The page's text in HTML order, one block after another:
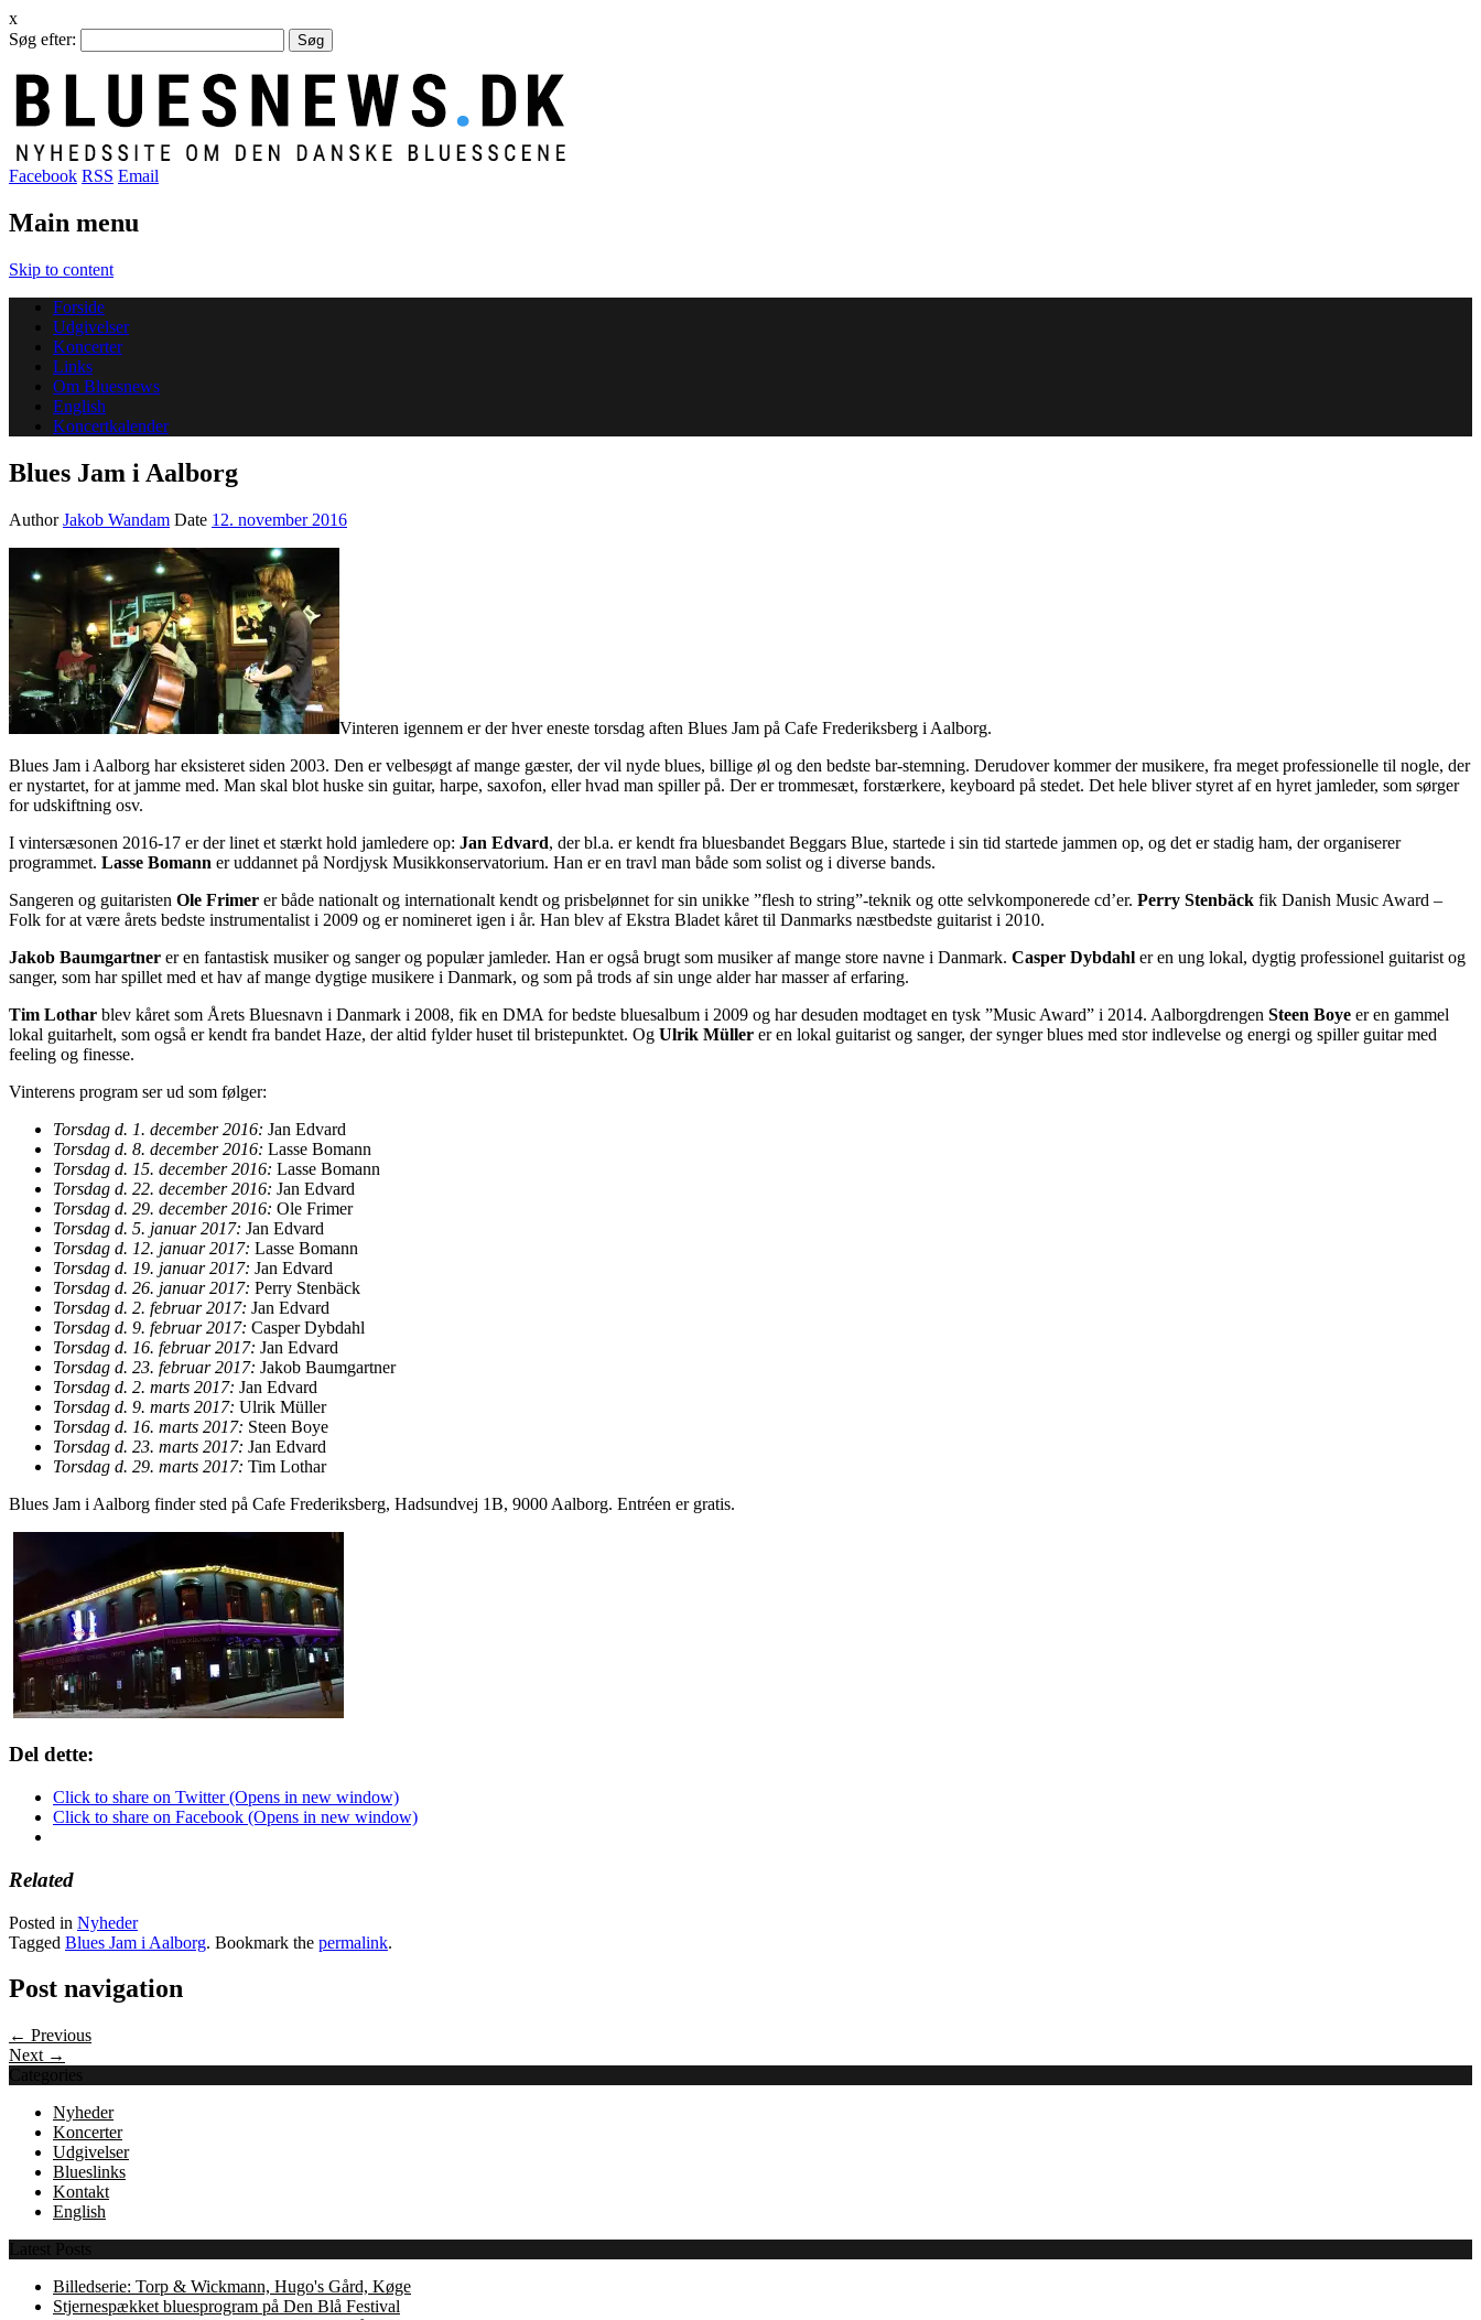
x
Søg efter:
Facebook RSS Email
Main menu
Skip to content
Forside
Udgivelser
Koncerter
Links
Om Bluesnews
English
Koncertkalender
Blues Jam i Aalborg
AuthorJakob Wandam Date 12. november 2016
Vinteren igennem er der hver eneste torsdag aften Blues Jam på Cafe Frederiksberg i Aalborg.
Blues Jam i Aalborg har eksisteret siden 2003. Den er velbesøgt af mange gæster, der vil nyde blues, billige øl og den bedste bar-stemning. Derudover kommer der musikere, fra meget professionelle til nogle, der
er nystartet, for at jamme med. Man skal blot huske sin guitar, harpe, saxofon, eller hvad man spiller på. Der er trommesæt, forstærkere, keyboard på stedet. Det hele bliver styret af en hyret jamleder, som sørger
for udskiftning osv.
I vintersæsonen 2016-17 er der linet et stærkt hold jamledere op: Jan Edvard, der bl.a. er kendt fra bluesbandet Beggars Blue, startede i sin tid startede jammen op, og det er stadig ham, der organiserer
programmet. Lasse Bomann er uddannet på Nordjysk Musikkonservatorium. Han er en travl man både som solist og i diverse bands.
Sangeren og guitaristen Ole Frimer er både nationalt og internationalt kendt og prisbelønnet for sin unikke ”flesh to string”-teknik og otte selvkomponerede cd’er. Perry Stenbäck fik Danish Music Award –
Folk for at være årets bedste instrumentalist i 2009 og er nomineret igen i år. Han blev af Ekstra Bladet kåret til Danmarks næstbedste guitarist i 2010.
Jakob Baumgartner er en fantastisk musiker og sanger og populær jamleder. Han er også brugt som musiker af mange store navne i Danmark. Casper Dybdahl er en ung lokal, dygtig professionel guitarist og
sanger, som har spillet med et hav af mange dygtige musikere i Danmark, og som på trods af sin unge alder har masser af erfaring.
Tim Lothar blev kåret som Årets Bluesnavn i Danmark i 2008, fik en DMA for bedste bluesalbum i 2009 og har desuden modtaget en tysk ”Music Award” i 2014. Aalborgdrengen Steen Boye er en gammel
lokal guitarhelt, som også er kendt fra bandet Haze, der altid fylder huset til bristepunktet. Og Ulrik Müller er en lokal guitarist og sanger, der synger blues med stor indlevelse og energi og spiller guitar med
feeling og finesse.
Vinterens program ser ud som følger:
Torsdag d. 1. december 2016: Jan Edvard
Torsdag d. 8. december 2016: Lasse Bomann
Torsdag d. 15. december 2016: Lasse Bomann
Torsdag d. 22. december 2016: Jan Edvard
Torsdag d. 29. december 2016: Ole Frimer
Torsdag d. 5. januar 2017: Jan Edvard
Torsdag d. 12. januar 2017: Lasse Bomann
Torsdag d. 19. januar 2017: Jan Edvard
Torsdag d. 26. januar 2017: Perry Stenbäck
Torsdag d. 2. februar 2017: Jan Edvard
Torsdag d. 9. februar 2017: Casper Dybdahl
Torsdag d. 16. februar 2017: Jan Edvard
Torsdag d. 23. februar 2017: Jakob Baumgartner
Torsdag d. 2. marts 2017: Jan Edvard
Torsdag d. 9. marts 2017: Ulrik Müller
Torsdag d. 16. marts 2017: Steen Boye
Torsdag d. 23. marts 2017: Jan Edvard
Torsdag d. 29. marts 2017: Tim Lothar
Blues Jam i Aalborg finder sted på Cafe Frederiksberg, Hadsundvej 1B, 9000 Aalborg. Entréen er gratis.
Del dette:
Click to share on Twitter (Opens in new window)
Click to share on Facebook (Opens in new window)
Related
Posted in Nyheder
Tagged Blues Jam i Aalborg. Bookmark the permalink.
Post navigation
← Previous
Next →
Categories
Nyheder
Koncerter
Udgivelser
Blueslinks
Kontakt
English
Latest Posts
Billedserie: Torp & Wickmann, Hugo's Gård, Køge
Stjernespækket bluesprogram på Den Blå Festival